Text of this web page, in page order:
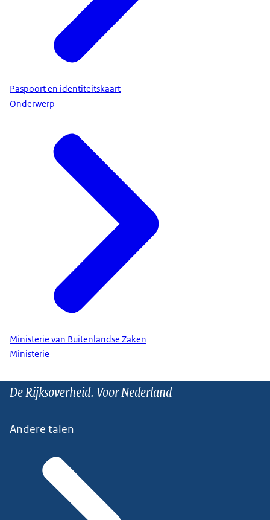
Paspoort en identiteitskaart
Onderwerp
Ministerie van Buitenlandse Zaken
Ministerie
De Rijksoverheid. Voor Nederland
Andere talen